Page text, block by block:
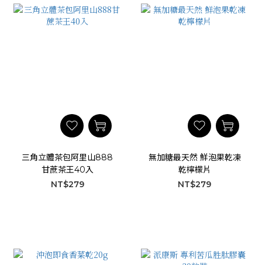
三角立體茶包阿里山888
甘蔗茶王40入
NT$279
無加糖最天然 鮮泡果乾凍
乾檸檬片
NT$279